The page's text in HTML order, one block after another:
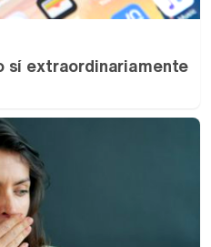
sí extraordinariamente